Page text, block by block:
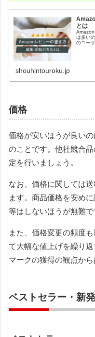
とは
は多い
のユー
shouhintouroku.jp
価格
価格が安いほうが良い
のことです。他社競合
定を行いましょう。
なお、価格に関しては
ます。商品価格を安め
等はしないほうが無難で
また、価格変更の頻度
て大幅な値上げを繰り
マークの獲得の観点か
ベストセラー・新